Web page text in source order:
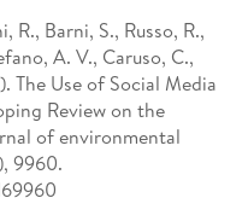
R., Barni, S., Russo, R.,
A. V., Caruso, C.,
The Use of Social Media
Review on the
of environmental
9960.